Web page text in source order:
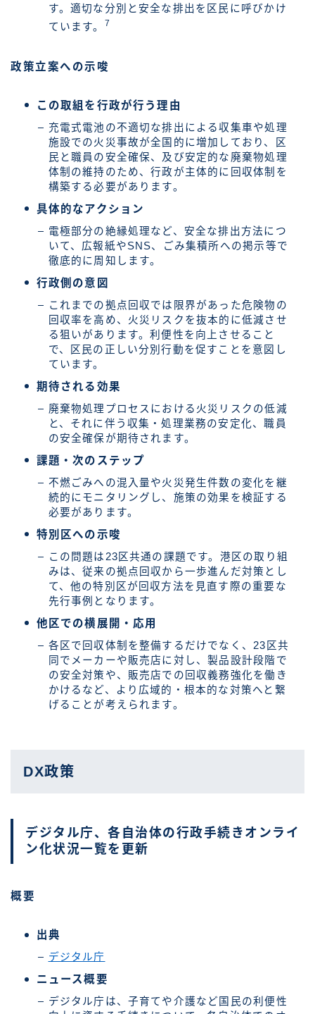
す。適切な分別と安全な排出を区民に呼びかけ
ています。
7
政策立案への示唆
この取組を行政が行う理由
充電式電池の不適切な排出による収集車や処理
施設での火災事故が全国的に増加しており、区
民と職員の安全確保、及び安定的な廃棄物処理
体制の維持のため、行政が主体的に回収体制を
構築する必要があります。
具体的なアクション
電極部分の絶縁処理など、安全な排出方法につ
いて、広報紙やSNS、ごみ集積所への掲示等で
徹底的に周知します。
行政側の意図
これまでの拠点回収では限界があった危険物の
回収率を高め、火災リスクを抜本的に低減させ
る狙いがあります。利便性を向上させること
で、区民の正しい分別行動を促すことを意図し
ています。
期待される効果
廃棄物処理プロセスにおける火災リスクの低減
と、それに伴う収集・処理業務の安定化、職員
の安全確保が期待されます。
課題・次のステップ
不燃ごみへの混入量や火災発生件数の変化を継
続的にモニタリングし、施策の効果を検証する
必要があります。
特別区への示唆
この問題は23区共通の課題です。港区の取り組
みは、従来の拠点回収から一歩進んだ対策とし
て、他の特別区が回収方法を見直す際の重要な
先行事例となります。
他区での横展開・応用
各区で回収体制を整備するだけでなく、23区共
同でメーカーや販売店に対し、製品設計段階で
の安全対策や、販売店での回収義務強化を働き
かけるなど、より広域的・根本的な対策へと繋
げることが考えられます。
DX政策
デジタル庁、各自治体の行政手続きオンライ
ン化状況一覧を更新
概要
出典
デジタル庁
ニュース概要
デジタル庁は、子育てや介護など国民の利便性